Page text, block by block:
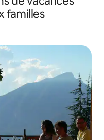
familles
appréciés